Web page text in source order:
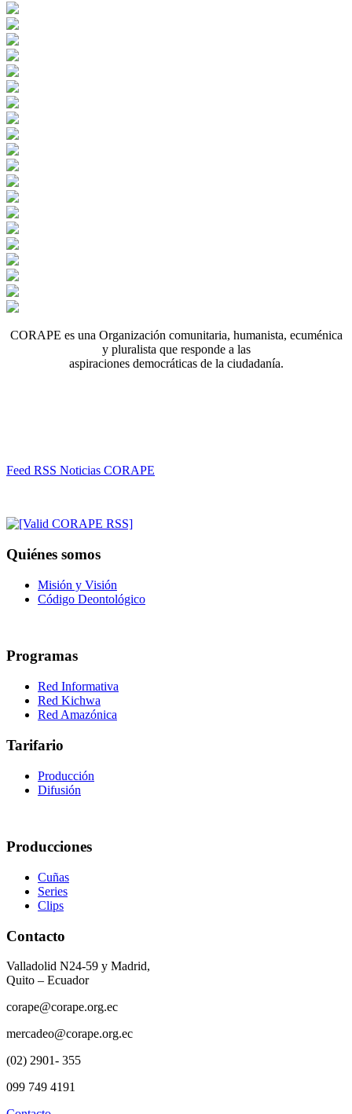
CORAPE es una Organización comunitaria, humanista, ecuménica
y pluralista que responde a las
aspiraciones democráticas de la ciudadanía.
Feed RSS Noticias CORAPE
Quiénes somos
Misión y Visión
Código Deontológico
Programas
Red Informativa
Red Kichwa
Red Amazónica
Tarifario
Producción
Difusión
Producciones
Cuñas
Series
Clips
Contacto
Valladolid N24-59 y Madrid,
Quito – Ecuador
corape@corape.org.ec
mercadeo@corape.org.ec
(02) 2901- 355
099 749 4191